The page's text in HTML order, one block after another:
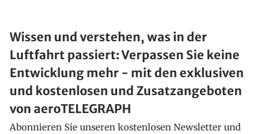
Wissen und verstehen, was in der
Luftfahrt passiert: Verpassen Sie keine
Entwicklung mehr - mit den exklusiven
und kostenlosen und Zusatzangeboten
von aeroTELEGRAPH
Abonnieren Sie unseren kostenlosen Newsletter und